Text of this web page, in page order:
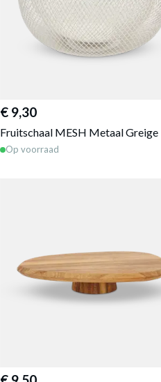
€ 9,30
Fruitschaal MESH Metaal Greige
Op voorraad